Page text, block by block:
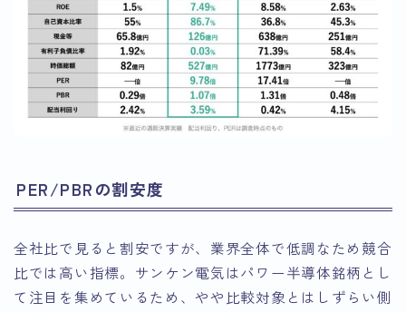
PER/PBRの割安度
全社比で見ると割安ですが、業界全体で低調なため競合
比では高い指標。サンケン電気はパワー半導体銘柄とし
て注目を集めているため、やや比較対象とはしずらい側